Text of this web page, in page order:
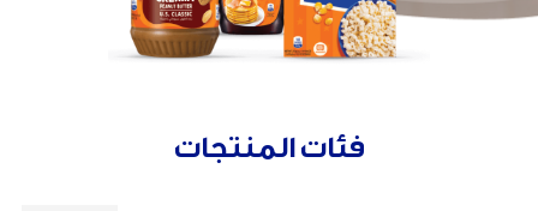
فئات المنتجات